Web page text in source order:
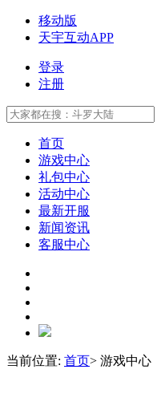
移动版
天宇互动APP
登录
注册
首页
游戏中心
礼包中心
活动中心
最新开服
新闻资讯
客服中心
当前位置: 首页> 游戏中心